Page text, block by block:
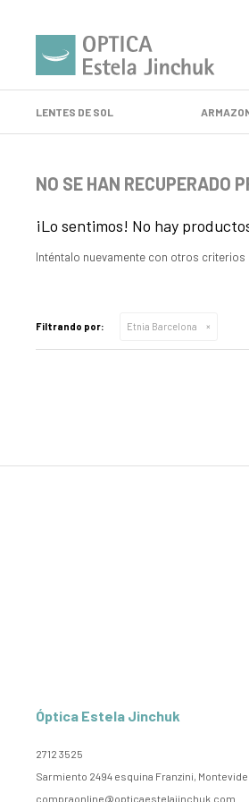
LENTES DE SOL
NO SE HAN RECUPERADO
¡Lo sentimos! No hay
Inténtalo nuevamente con otros
Filtrando por: Etnia Barcelona
Óptica Estela Jinchuk
2712 3525
Sarmiento 2494 esquina Franzini,
compraonline@opticaestelajinchuk.com